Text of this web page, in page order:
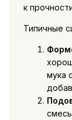
к
Типичные
мука